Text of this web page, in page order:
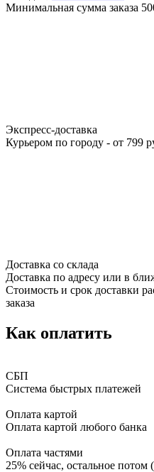
Минимальная сумма заказа
Экспресс-доставка
Курьером по городу - от 799
Доставка со склада
Доставка по адресу или в
Стоимость и срок доставки
заказа
Как оплатить
СБП
Система быстрых платежей
Оплата картой
Оплата картой любого банка
Оплата частями
25% сейчас, остальное потом